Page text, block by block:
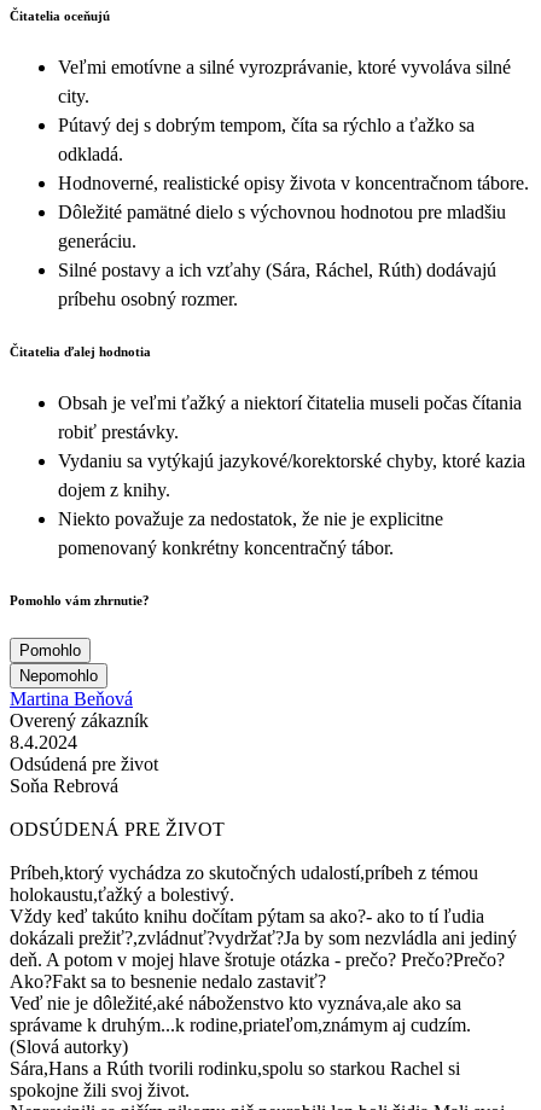
Čitatelia oceňujú
Veľmi emotívne a silné vyrozprávanie, ktoré vyvoláva silné
city.
Pútavý dej s dobrým tempom, číta sa rýchlo a ťažko sa
odkladá.
Hodnoverné, realistické opisy života v koncentračnom tábore.
Dôležité pamätné dielo s výchovnou hodnotou pre mladšiu
generáciu.
Silné postavy a ich vzťahy (Sára, Ráchel, Rúth) dodávajú
príbehu osobný rozmer.
Čitatelia ďalej hodnotia
Obsah je veľmi ťažký a niektorí čitatelia museli počas čítania
robiť prestávky.
Vydaniu sa vytýkajú jazykové/korektorské chyby, ktoré kazia
dojem z knihy.
Niekto považuje za nedostatok, že nie je explicitne
pomenovaný konkrétny koncentračný tábor.
Pomohlo vám zhrnutie?
Pomohlo
Nepomohlo
Martina Beňová
Overený zákazník
8.4.2024
Odsúdená pre život
Soňa Rebrová
ODSÚDENÁ PRE ŽIVOT
Príbeh,ktorý vychádza zo skutočných udalostí,príbeh z témou
holokaustu,ťažký a bolestivý.
Vždy keď takúto knihu dočítam pýtam sa ako?- ako to tí ľudia
dokázali prežiť?,zvládnuť?vydržať?Ja by som nezvládla ani jediný
deň. A potom v mojej hlave šrotuje otázka - prečo? Prečo?Prečo?
Ako?Fakt sa to besnenie nedalo zastaviť?
Veď nie je dôležité,aké náboženstvo kto vyznáva,ale ako sa
správame k druhým...k rodine,priateľom,známym aj cudzím.
(Slová autorky)
Sára,Hans a Rúth tvorili rodinku,spolu so starkou Rachel si
spokojne žili svoj život.